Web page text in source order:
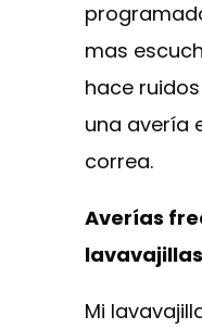
mas
hace
una avería
correa.
Averías
Mi